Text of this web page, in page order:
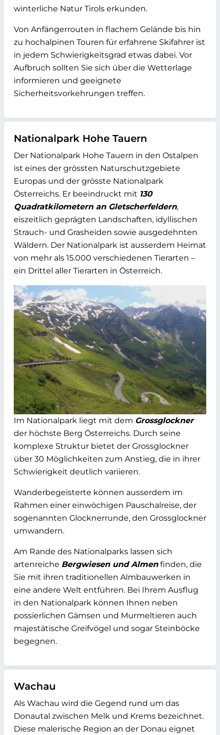
winterliche Natur Tirols erkunden.
Von Anfängerrouten in flachem Gelände bis hin
zu hochalpinen Touren für erfahrene Skifahrer ist
in jedem Schwierigkeitsgrad etwas dabei. Vor
Aufbruch sollten Sie sich über die Wetterlage
informieren und geeignete
Sicherheitsvorkehrungen treffen.
Nationalpark Hohe Tauern
Der Nationalpark Hohe Tauern in den Ostalpen
ist eines der grössten Naturschutzgebiete
Europas und der grösste Nationalpark
Österreichs. Er beeindruckt mit 130
Quadratkilometern an Gletscherfeldern,
eiszeitlich geprägten Landschaften, idyllischen
Strauch- und Grasheiden sowie ausgedehnten
Wäldern. Der Nationalpark ist ausserdem Heimat
von mehr als 15.000 verschiedenen Tierarten –
ein Drittel aller Tierarten in Österreich.
Im Nationalpark liegt mit dem Grossglockner
der höchste Berg Österreichs. Durch seine
komplexe Struktur bietet der Grossglockner
über 30 Möglichkeiten zum Anstieg, die in ihrer
Schwierigkeit deutlich variieren.
Wanderbegeisterte können ausserdem im
Rahmen einer einwöchigen Pauschalreise, der
sogenannten Glocknerrunde, den Grossglockner
umwandern.
Am Rande des Nationalparks lassen sich
artenreiche Bergwiesen und Almenfinden, die
Sie mit ihren traditionellen Almbauwerken in
eine andere Welt entführen. Bei Ihrem Ausflug
in den Nationalpark können Ihnen neben
possierlichen Gämsen und Murmeltieren auch
majestätische Greifvögel und sogar Steinböcke
begegnen.
Wachau
Als Wachau wird die Gegend rund um das
Donautal zwischen Melk und Krems bezeichnet.
Diese malerische Region an der Donau eignet